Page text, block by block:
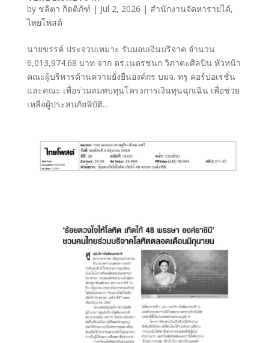
by ชลิตา กิตติภัฑ์ | Jul 2, 2026 | สำนักงานจัดหารายได้,
ไทยโพสต์
นายขรรค์ ประจวบเหมาะ รับมอบเงินบริจาค จำนวน
6,013,974.68 บาท จาก ดร.เนตรชนก วิภาตะศิลปิน หัวหน้า
คณะผู้บริหารด้านความยั่งยืนองค์กร บมจ. ทรู คอร์ปอเรชั่น
และคณะ เพื่อร่วมสมทบทุนโครงการเงินทุนฉุกเฉิน เพื่อช่วย
เหลือผู้ประสบภัยพิบัติ...